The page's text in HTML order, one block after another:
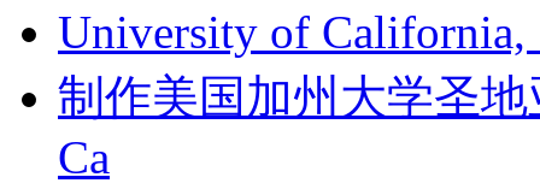
University of California,
制作美国加州大学圣
Ca